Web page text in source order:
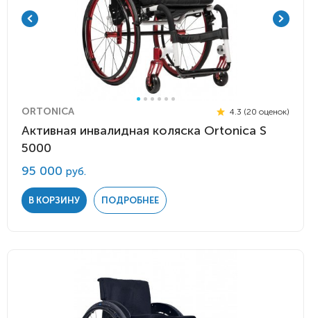
ORTONICA 4.3 (20 оценок)
Активная инвалидная коляска Ortonica S
5000
95 000 руб.
В КОРЗИНУ ПОДРОБНЕЕ